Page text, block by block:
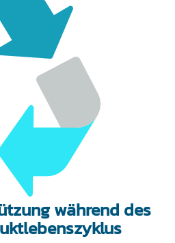
während des